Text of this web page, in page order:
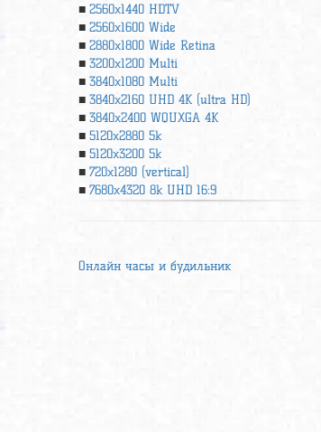
2560x1440 HDTV
2560x1600 Wide
2880x1800 Wide Retina
3200x1200 Multi
3840x1080 Multi
3840x2160 UHD 4К (ultra HD)
3840x2400 WQUXGA 4K
5120x2880 5k
5120x3200 5k
720x1280 (vertical)
7680x4320 8k UHD 16:9
Онлайн часы и будильник